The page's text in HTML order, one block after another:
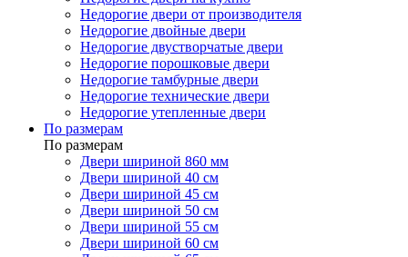
Недорогие двери от производителя
Недорогие двойные двери
Недорогие двустворчатые двери
Недорогие порошковые двери
Недорогие тамбурные двери
Недорогие технические двери
Недорогие утепленные двери
По размерам
По размерам
Двери шириной 860 мм
Двери шириной 40 см
Двери шириной 45 см
Двери шириной 50 см
Двери шириной 55 см
Двери шириной 60 см